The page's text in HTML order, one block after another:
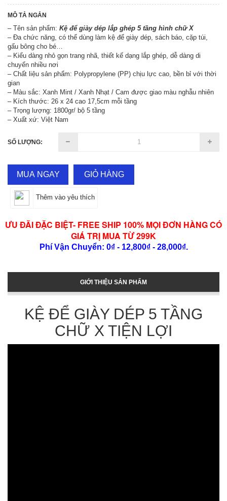
MÔ TẢ NGẮN
– Tên sản phẩm: Kệ để giày dép lắp ghép 5 tầng hình chữ X
– Đa chức năng, có thể dùng làm kệ để giày dép, sách báo, cặp túi,
gấu bông cho bé…
– Kiểu dàng nhỏ gọn trang nhã, thiết kế dạng lắp ghép, dễ dàng di
chuyển nhiều nơi
– Chất liệu sản phẩm: Polypropylene (PP) chịu lực cao, bền bỉ với thời
gian
– Màu sắc: Xanh Mint / Xanh Nhạt / Cam được giao màu nghẫu nhiên
– Kích thước: 26 x 24 cao 17,5cm mỗi tầng
– Trọng lượng: 1800gr/ bộ 5 tầng
– Xuất xứ: Việt Nam
SỐ LƯỢNG:
MUA NGAY GIỎ HÀNG
Thêm vào yêu thích
ƯU ĐÃI ĐẶC BIỆT- FREE SHIP 100% MỌI ĐƠN HÀNG CÓ
GIÁ TRỊ MUA TỪ 299K
Phí Vận Chuyển: 0₫ - 12,800₫ - 28,000₫.
GIỚI THIỆU SẢN PHẨM
KỆ ĐỂ GIÀY DÉP 5 TẦNG
CHỮ X TIỆN LỢI